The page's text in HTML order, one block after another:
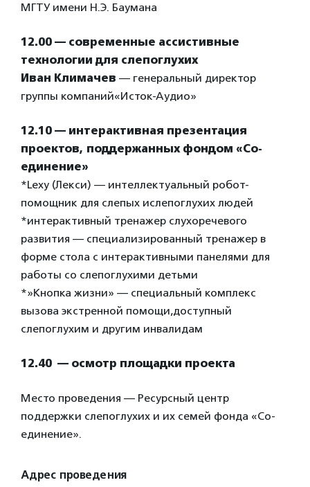
МГТУ имени Н.Э. Баумана
12.00 — современные ассистивные
технологии для слепоглухих
Иван Климачев — генеральный директор
группы компаний«Исток-Аудио»
12.10 — интерактивная презентация
проектов, поддержанных фондом «Со-
единение»
*Lexy (Лекси) — интеллектуальный робот-
помощник для слепых ислепоглухих людей
*интерактивный тренажер слухоречевого
развития — специализированный тренажер в
форме стола с интерактивными панелями для
работы со слепоглухими детьми
*»Кнопка жизни» — специальный комплекс
вызова экстренной помощи,доступный
слепоглухим и другим инвалидам
12.40 — осмотр площадки проекта
Место проведения — Ресурсный центр
поддержки слепоглухих и их семей фонда «Со-
единение».
Адрес проведения